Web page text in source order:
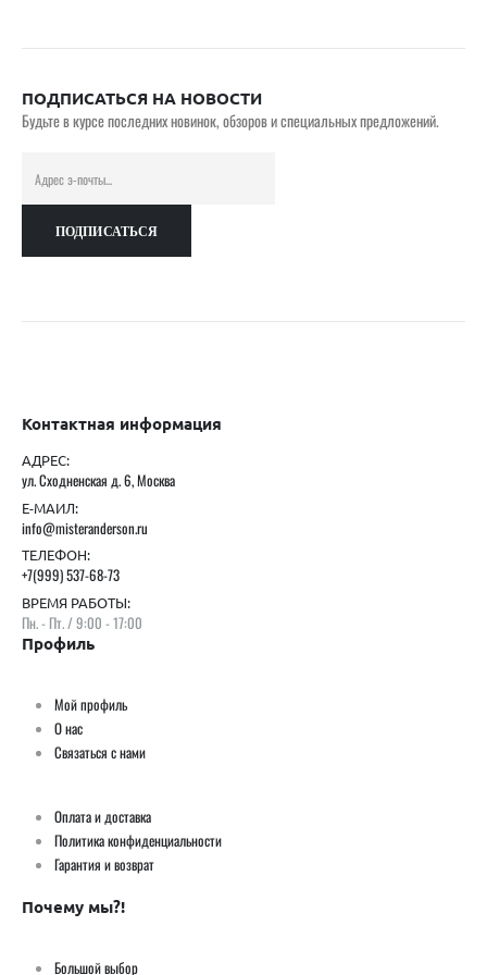
ПОДПИСАТЬСЯ НА НОВОСТИ
Будьте в курсе последних новинок, обзоров и специальных предложений.
Контактная информация
АДРЕС:
ул. Сходненская д. 6, Москва
Е-МАИЛ:
info@misteranderson.ru
ТЕЛЕФОН:
+7(999) 537-68-73
ВРЕМЯ РАБОТЫ:
Пн. - Пт. / 9:00 - 17:00
Профиль
Мой профиль
О нас
Связаться с нами
Оплата и доставка
Политика конфиденциальности
Гарантия и возврат
Почему мы?!
Большой выбор